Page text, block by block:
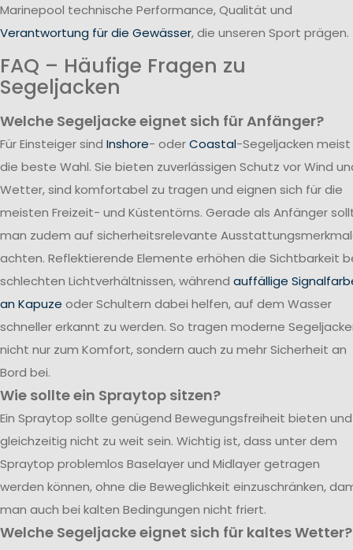
Marinepool technische Performance, Qualität und
Verantwortung für die Gewässer, die unseren Sport prägen.
FAQ – Häufige Fragen zu
Segeljacken
Welche Segeljacke eignet sich für Anfänger?
Für Einsteiger sind Inshore- oderCoastal-Segeljacken meist
die beste Wahl. Sie bieten zuverlässigen Schutz vor Wind
Wetter, sind komfortabel zu tragen und eignen sich für die
meisten Freizeit- und Küstentörns. Gerade als Anfänger
man zudem auf sicherheitsrelevante
achten. Reflektierende Elemente erhöhen die Sichtbarkeit
schlechten Lichtverhältnissen, während auffällige
an Kapuze oder Schultern dabei helfen, auf dem Wasser
schneller erkannt zu werden. So tragen moderne
nicht nur zum Komfort, sondern auch zu mehr Sicherheit an
Bord bei.
Wie sollte ein Spraytop sitzen?
Ein Spraytop sollte genügend Bewegungsfreiheit bieten und
gleichzeitig nicht zu weit sein. Wichtig ist, dass unter dem
Spraytop problemlos Baselayer und Midlayer getragen
werden können, ohne die Beweglichkeit einzuschränken,
man auch bei kalten Bedingungen nicht friert.
Welche Segeljacke eignet sich für kaltes Wetter?